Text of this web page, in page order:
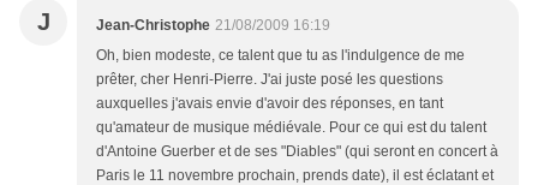
J Jean-Christophe 21/08/2009 16:19
Oh, bien modeste, ce talent que tu as l'indulgence de me
prêter, cher Henri-Pierre. J'ai juste posé les questions
auxquelles j'avais envie d'avoir des réponses, en tant
qu'amateur de musique médiévale. Pour ce qui est du talent
d'Antoine Guerber et de ses "Diables" (qui seront en concert à
Paris le 11 novembre prochain, prends date), il est éclatant et